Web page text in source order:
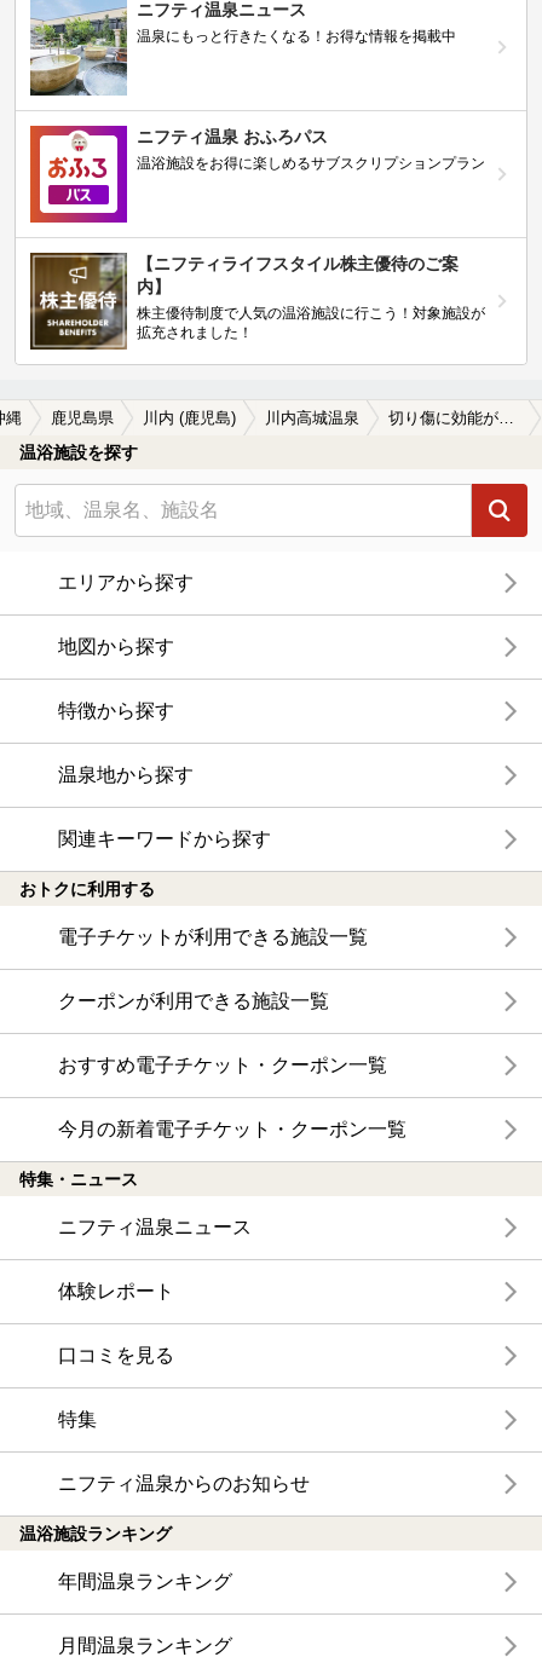
ニフティ温泉ニュース
温泉にもっと行きたくなる！お得な情報を掲載中
ニフティ温泉 おふろパス
温浴施設をお得に楽しめるサブスクリプションプラン
【ニフティライフスタイル株主優待のご案
内】
株主優待制度で人気の温浴施設に行こう！対象施設が
拡充されました！
縄 鹿児島県 川内 (鹿児島) 川内高城温泉
温浴施設を探す
エリアから探す
地図から探す
特徴から探す
温泉地から探す
関連キーワードから探す
おトクに利用する
電子チケットが利用できる施設一覧
クーポンが利用できる施設一覧
おすすめ電子チケット・クーポン一覧
今月の新着電子チケット・クーポン一覧
特集・ニュース
ニフティ温泉ニュース
体験レポート
口コミを見る
特集
ニフティ温泉からのお知らせ
温浴施設ランキング
年間温泉ランキング
月間温泉ランキング